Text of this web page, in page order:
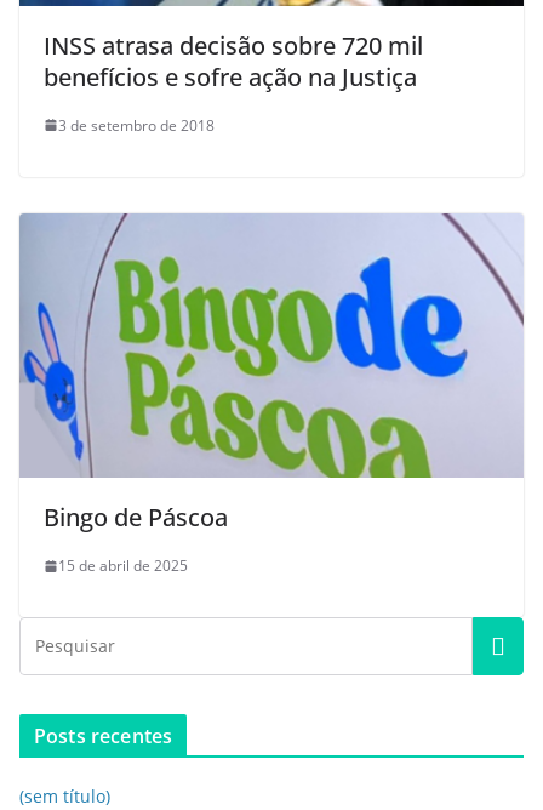
INSS atrasa decisão sobre 720 mil
benefícios e sofre ação na Justiça
3 de setembro de 2018
Bingo de Páscoa
15 de abril de 2025
Posts recentes
(sem título)